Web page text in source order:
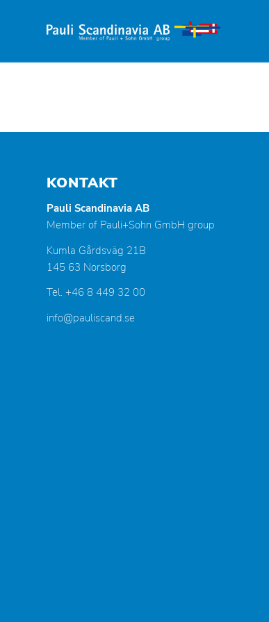
KONTAKT
Pauli Scandinavia AB
Member of Pauli+Sohn GmbH group
Kumla Gårdsväg 21B
145 63 Norsborg
Tel. +46 8 449 32 00
info@pauliscand.se